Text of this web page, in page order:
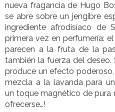
nueva fragancia de Hugo
se abre sobre un jengibre
ingrediente afrodisíaco de
primera vez en perfumería:
parecen a la fruta de la
también la fuerza del
produce un efecto
mezcla a la lavanda para
un toque magnético de pura
ofrecerse…!